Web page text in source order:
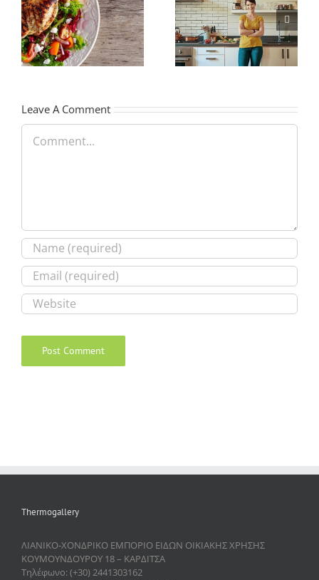
Πως να οργανώσετε
καλύτερα την κουζίνα
σας
Συμβουλές για να
επιλέξετε τα
καταλληλότερα
δοχεία αποθήκευσης
τροφίμων
Leave A Comment
Comment
Thermogallery
ΛΙΑΝΙΚΟ-ΧΟΝΔΡΙΚΟ ΕΜΠΟΡΙΟ ΕΙΔΩΝ ΟΙΚΙΑΚΗΣ ΧΡΗΣΗΣ
ΚΟΥΜΟΥΝΔΟΥΡΟΥ 18 – ΚΑΡΔΙΤΣΑ
Τηλέφωνο: (+30) 2441303162